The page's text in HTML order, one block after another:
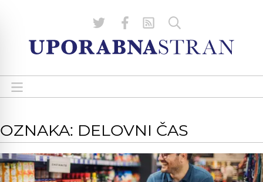
OZNAKA: DELOVNI ČAS